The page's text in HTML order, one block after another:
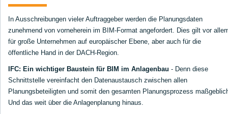
In Ausschreibungen vieler Auftraggeber werden die Planungsdaten
zunehmend von vorneherein im BIM-Format angefordert. Dies gilt vor
für große Unternehmen auf europäischer Ebene, aber auch für die
öffentliche Hand in der DACH-Region.
IFC: Ein wichtiger Baustein für BIM im Anlagenbau - Denn diese
Schnittstelle vereinfacht den Datenaustausch zwischen allen
Planungsbeteiligten und somit den gesamten Planungsprozess
Und das weit über die Anlagenplanung hinaus.